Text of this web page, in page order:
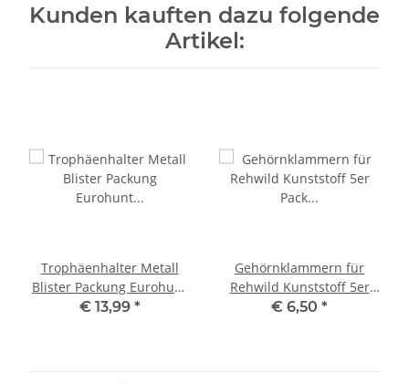
Kunden kauften dazu folgende
Artikel:
Trophäenhalter Metall
Blister Packung Eurohunt
für Rothirsch Hirsch
€ 13,99 *
Gehörnklammern für
Rehwild Kunststoff 5er
Pack Blister Packung
€ 6,50 *